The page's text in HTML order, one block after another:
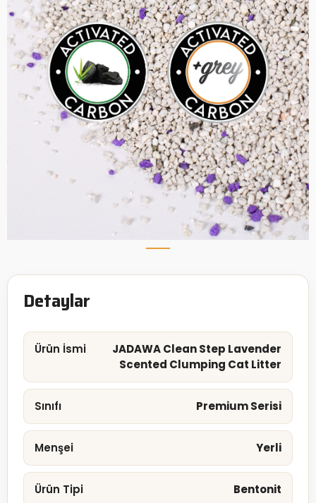
Detaylar
Ürün İsmi
JADAWA Clean Step Lavender
Scented Clumping Cat Litter
Sınıfı Premium Serisi
Menşei Yerli
Ürün Tipi Bentonit